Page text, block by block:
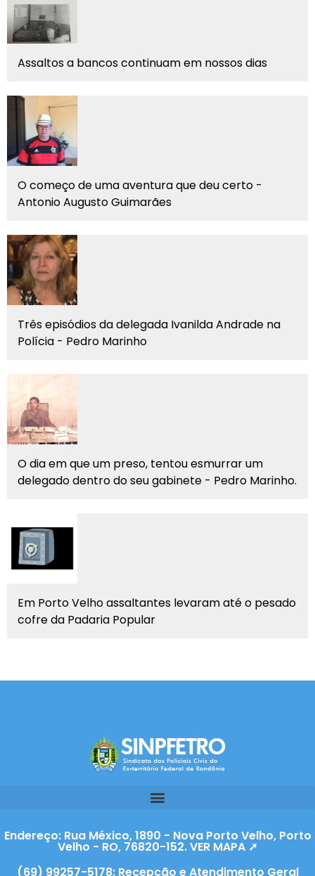
Assaltos a bancos continuam em nossos dias
O começo de uma aventura que deu certo -
Antonio Augusto Guimarães
Três episódios da delegada Ivanilda Andrade na
Polícia - Pedro Marinho
O dia em que um preso, tentou esmurrar um
delegado dentro do seu gabinete - Pedro Marinho.
Em Porto Velho assaltantes levaram até o pesado
cofre da Padaria Popular
Endereço: Rua México, 1890 - Nova Porto Velho, Porto
Velho - RO, 76820-152. VER MAPA ➚
(69) 99257-5178: Recepção e Atendimento Geral